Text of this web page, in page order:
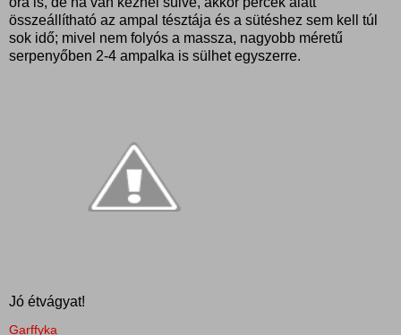
összeállítható az ampal tésztája és a sütéshez sem kell túl
sok idő; mivel nem folyós a massza, nagyobb méretű
serpenyőben 2-4 ampalka is sülhet egyszerre.
Jó étvágyat!
Garffyka